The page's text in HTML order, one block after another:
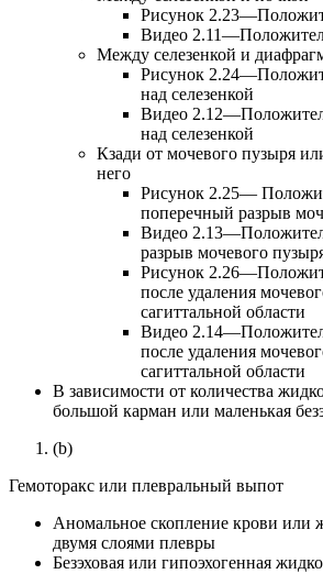
Рисунок
Видео
Между селезенкой и
Рисунок
над селезенкой
Видео
над селезенкой
Кзади от мочевого пузыря
него
Рисунок 2.25—
поперечный разрыв
Видео
разрыв мочевого
Рисунок
после удаления
сагиттальной области
Видео
после удаления
сагиттальной области
В зависимости от количества
большой карман или маленькая
(b)
Гемоторакс или плевральный выпот
Аномальное скопление крови или
двумя слоями плевры
Безэховая или гипоэхогенная